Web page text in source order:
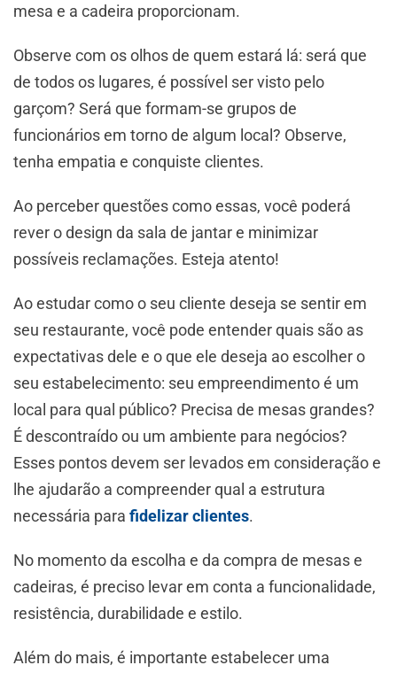
mesa e a cadeira proporcionam.
Observe com os olhos de quem estará lá: será que
de todos os lugares, é possível ser visto pelo
garçom? Será que formam-se grupos de
funcionários em torno de algum local? Observe,
tenha empatia e conquiste clientes.
Ao perceber questões como essas, você poderá
rever o design da sala de jantar e minimizar
possíveis reclamações. Esteja atento!
Ao estudar como o seu cliente deseja se sentir em
seu restaurante, você pode entender quais são as
expectativas dele e o que ele deseja ao escolher o
seu estabelecimento: seu empreendimento é um
local para qual público? Precisa de mesas grandes?
É descontraído ou um ambiente para negócios?
Esses pontos devem ser levados em consideração e
lhe ajudarão a compreender qual a estrutura
necessária para fidelizar clientes.
No momento da escolha e da compra de mesas e
cadeiras, é preciso levar em conta a funcionalidade,
resistência, durabilidade e estilo.
Além do mais, é importante estabelecer uma